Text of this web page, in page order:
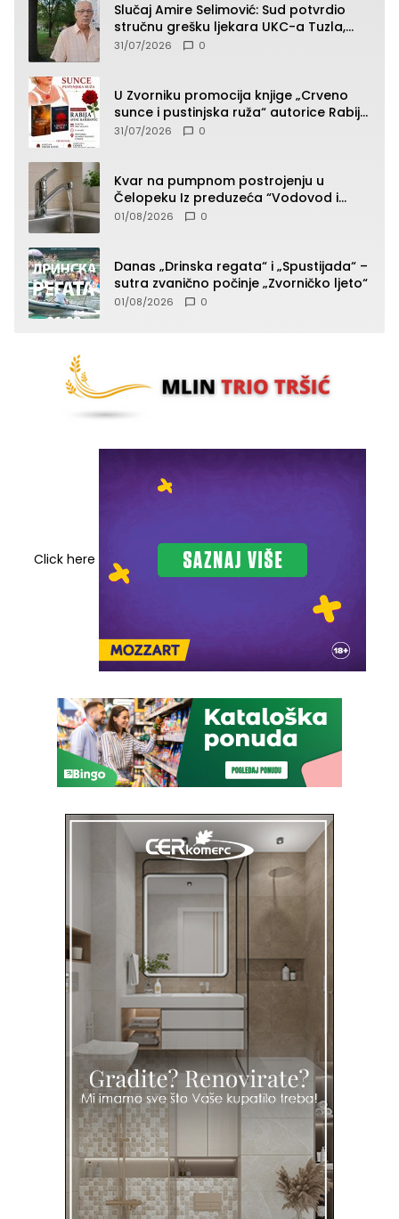
Slučaj Amire Selimović: Sud potvrdio
stručnu grešku ljekara UKC-a Tuzla,
presudan dokaz ostala obdukcija
31/07/2026 0
U Zvorniku promocija knjige „Crveno
sunce i pustinjska ruža“ autorice Rabije
Avdić-Hamidović
31/07/2026 0
Kvar na pumpnom postrojenju u
Čelopeku Iz preduzeća “Vodovod i
komunalije”
01/08/2026 0
Danas „Drinska regata“ i „Spustijada“ –
sutra zvanično počinje „Zvorničko ljeto“
01/08/2026 0
Click here